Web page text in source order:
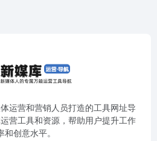
运营和营销人员打造的工具网址导
营工具和资源，帮助用户提升工作
和创意水平。